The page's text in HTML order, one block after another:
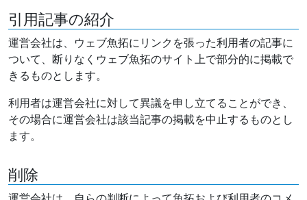
引用記事の紹介
運営会社は、ウェブ魚拓にリンクを張った利用者の記事に
ついて、断りなくウェブ魚拓のサイト上で部分的に掲載で
きるものとします。
利用者は運営会社に対して異議を申し立てることができ、
その場合に運営会社は該当記事の掲載を中止するものとし
ます。
削除